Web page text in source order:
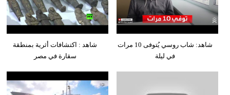
شاهد : اكتشافات أثرية بمنطقة
سقارة في مصر
شاهد: شاب روسي يُتوفى 10 مرات
في ليلة